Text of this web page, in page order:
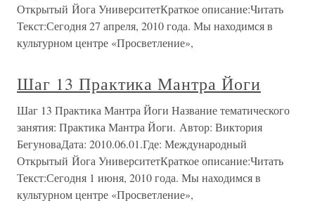
Открытый Йога УниверситетКраткое описание:Читать
Текст:Сегодня 27 апреля, 2010 года. Мы находимся в
культурном центре «Просветление»,
Шаг 13 Практика Мантра Йоги
Шаг 13 Практика Мантра Йоги Название тематического
занятия: Практика Мантра Йоги. Автор: Виктория
БегуноваДата: 2010.06.01.Где: Международный
Открытый Йога УниверситетКраткое описание:Читать
Текст:Сегодня 1 июня, 2010 года. Мы находимся в
культурном центре «Просветление»,